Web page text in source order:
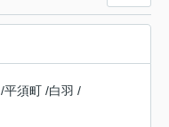
/平須町 /白羽 /